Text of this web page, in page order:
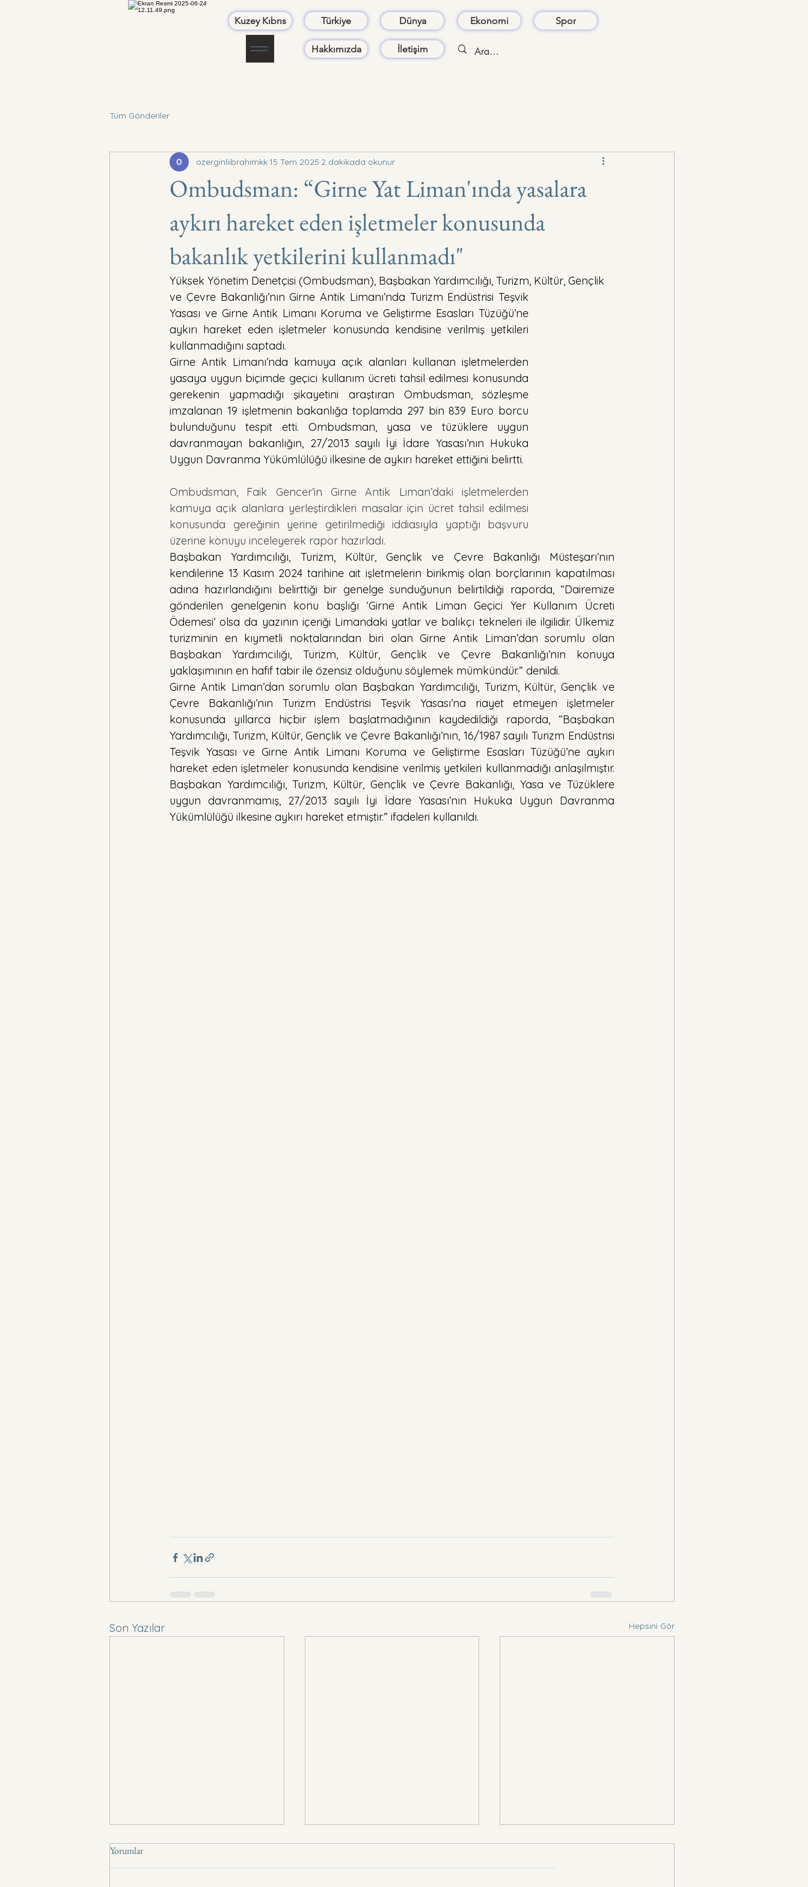
Kuzey Kıbrıs Türkiye
Hakkımızda
Dünya
İletişim
Ekonomi Spor
Tüm Gönderiler
Ombudsman: “Girne Yat Liman'ında yasalara
aykırı hareket eden işletmeler konusunda
bakanlık yetkilerini kullanmadı"
ozerginliibrahimkk15 Tem 2025 2 dakikada okunur
Yüksek Yönetim Denetçisi (Ombudsman), Başbakan Yardımcılığı, Turizm, Kültür, Gençlik
ve Çevre Bakanlığı’nın Girne Antik Limanı’nda Turizm Endüstrisi Teşvik
Yasası ve Girne Antik Limanı Koruma ve Geliştirme Esasları Tüzüğü’ne
aykırı hareket eden işletmeler konusunda kendisine verilmiş yetkileri
kullanmadığını saptadı.
Girne Antik Limanı’nda kamuya açık alanları kullanan işletmelerden
yasaya uygun biçimde geçici kullanım ücreti tahsil edilmesi konusunda
gerekenin yapmadığı şikayetini araştıran Ombudsman, sözleşme
imzalanan 19 işletmenin bakanlığa toplamda 297 bin 839 Euro borcu
bulunduğunu tespit etti. Ombudsman, yasa ve tüzüklere uygun
davranmayan bakanlığın, 27/2013 sayılı İyi İdare Yasası’nın Hukuka
Uygun Davranma Yükümlülüğü ilkesine de aykırı hareket ettiğini belirtti.
Ombudsman, Faik Gencer’in Girne Antik Liman’daki işletmelerden
kamuya açık alanlara yerleştirdikleri masalar için ücret tahsil edilmesi
konusunda gereğinin yerine getirilmediği iddiasıyla yaptığı başvuru
üzerine konuyu inceleyerek rapor hazırladı.
Başbakan Yardımcılığı, Turizm, Kültür, Gençlik ve Çevre Bakanlığı Müsteşarı’nın
kendilerine 13 Kasım 2024 tarihine ait işletmelerin birikmiş olan borçlarının kapatılması
adına hazırlandığını belirttiği bir genelge sunduğunun belirtildiği raporda, “Dairemize
gönderilen genelgenin konu başlığı ‘Girne Antik Liman Geçici Yer Kullanım Ücreti
Ödemesi’ olsa da yazının içeriği Limandaki yatlar ve balıkçı tekneleri ile ilgilidir. Ülkemiz
turizminin en kıymetli noktalarından biri olan Girne Antik Liman’dan sorumlu olan
Başbakan Yardımcılığı, Turizm, Kültür, Gençlik ve Çevre Bakanlığı’nın konuya
yaklaşımının en hafif tabir ile özensiz olduğunu söylemek mümkündür.” denildi.
Girne Antik Liman’dan sorumlu olan Başbakan Yardımcılığı, Turizm, Kültür, Gençlik ve
Çevre Bakanlığı’nın Turizm Endüstrisi Teşvik Yasası’na riayet etmeyen işletmeler
konusunda yıllarca hiçbir işlem başlatmadığının kaydedildiği raporda, “Başbakan
Yardımcılığı, Turizm, Kültür, Gençlik ve Çevre Bakanlığı’nın, 16/1987 sayılı Turizm Endüstrisi
Teşvik Yasası ve Girne Antik Limanı Koruma ve Geliştirme Esasları Tüzüğü’ne aykırı
hareket eden işletmeler konusunda kendisine verilmiş yetkileri kullanmadığı anlaşılmıştır.
Başbakan Yardımcılığı, Turizm, Kültür, Gençlik ve Çevre Bakanlığı, Yasa ve Tüzüklere
uygun davranmamış, 27/2013 sayılı İyi İdare Yasası’nın Hukuka Uygun Davranma
Yükümlülüğü ilkesine aykırı hareket etmiştir.” ifadeleri kullanıldı.
Son Yazılar Hepsini Gör
Yorumlar